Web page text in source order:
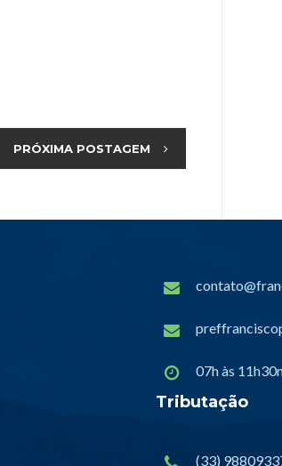
PRÓXIMA POSTAGEM
07h às
Tributação
(33)